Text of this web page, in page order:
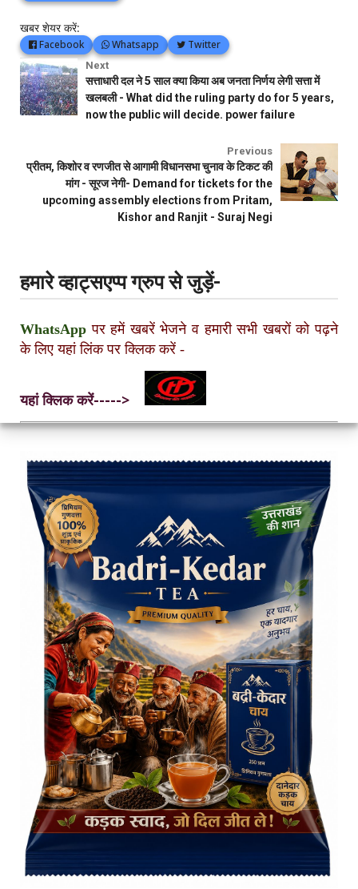
खबर शेयर करें:
Facebook Whatsapp Twitter
Next
सत्ताधारी दल ने 5 साल क्या किया अब जनता निर्णय लेगी सत्ता में
खलबली - What did the ruling party do for 5 years,
now the public will decide. power failure
Previous
प्रीतम, किशोर व रणजीत से आगामी विधानसभा चुनाव के टिकट की
मांग - सूरज नेगी- Demand for tickets for the
upcoming assembly elections from Pritam,
Kishor and Ranjit - Suraj Negi
हमारे व्हाट्सएप्प ग्रुप से जुड़ें-
WhatsApp पर हमें खबरें भेजने व हमारी सभी खबरों को पढ़ने
के लिए यहां लिंक पर क्लिक करें -
यहां क्लिक करें----->